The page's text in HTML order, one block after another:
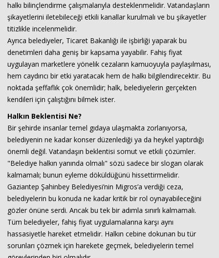
halkı bilinçlendirme çalışmalarıyla desteklenmelidir. Vatandaşların
şikayetlerini iletebileceği etkili kanallar kurulmalı ve bu şikayetler
titizlikle incelenmelidir.
Ayrıca belediyeler, Ticaret Bakanlığı ile işbirliği yaparak bu
denetimleri daha geniş bir kapsama yayabilir. Fahiş fiyat
uygulayan marketlere yönelik cezaların kamuoyuyla paylaşılması,
hem caydırıcı bir etki yaratacak hem de halkı bilgilendirecektir. Bu
noktada şeffaflık çok önemlidir; halk, belediyelerin gerçekten
kendileri için çalıştığını bilmek ister.
Halkın Beklentisi Ne?
Bir şehirde insanlar temel gıdaya ulaşmakta zorlanıyorsa,
belediyenin ne kadar konser düzenlediği ya da heykel yaptırdığı
önemli değil. Vatandaşın beklentisi somut ve etkili çözümler.
"Belediye halkın yanında olmalı" sözü sadece bir slogan olarak
kalmamalı; bunun eyleme döküldüğünü hissettirmelidir.
Gaziantep Şahinbey Belediyesi’nin Migros’a verdiği ceza,
belediyelerin bu konuda ne kadar kritik bir rol oynayabileceğini
gözler önüne serdi. Ancak bu tek bir adımla sınırlı kalmamalı.
Tüm belediyeler, fahiş fiyat uygulamalarına karşı aynı
hassasiyetle hareket etmelidir. Halkın cebine dokunan bu tür
sorunları çözmek için harekete geçmek, belediyelerin temel